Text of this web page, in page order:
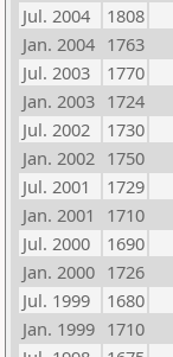
Jul. 2004
1808
Jan. 2004 1763
Jul. 2003
1770
Jan. 2003 1724
Jul. 2002
1730
Jan. 2002 1750
Jul. 2001
1729
Jan. 2001
1710
Jul. 2000
1690
Jan. 2000 1726
Jul. 1999
1680
Jan. 1999 1710